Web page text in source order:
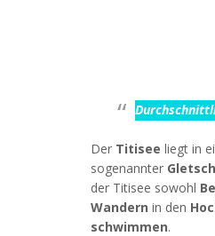
Der Titisee liegt in
sogenannter
der Titisee sowohl
Wandern in den
schwimmen.